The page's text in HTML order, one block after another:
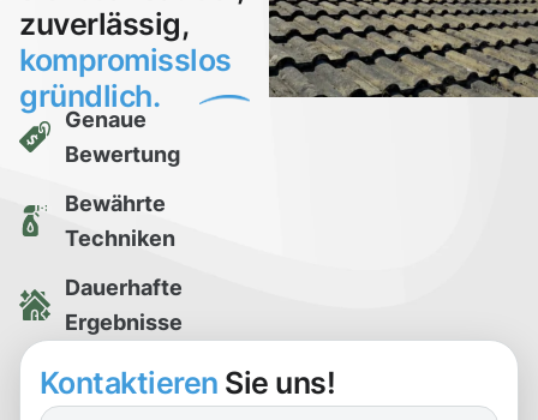
zuverlässig,
kompromisslos
gründlich.
Genaue
Bewertung
Bewährte
Techniken
Dauerhafte
Ergebnisse
Kostenlose
Reinigungsprobe
Kontaktieren Sie uns!